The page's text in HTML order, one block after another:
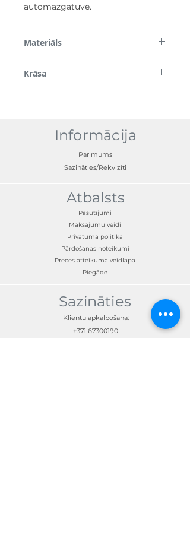
automazgātuvē.
Materiāls
Krāsa
Informācija
Par mums
Sazināties/Rekvizīti
Atbalsts
Pasūtījumi
Maksājumu veidi
Privātuma politika
Pārdošanas noteikumi
Preces atteikuma veidlapa
Piegāde
Sazināties
Klientu apkalpošana:
+371 67300190